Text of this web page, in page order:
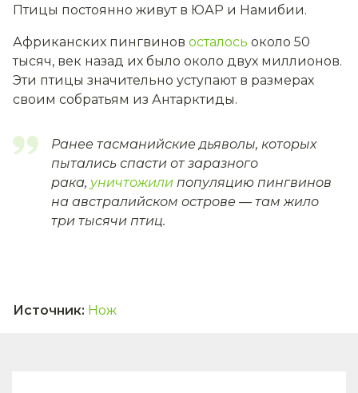
Птицы постоянно живут в ЮАР и Намибии.
Африканских пингвинов осталось около 50
тысяч, век назад их было около двух миллионов.
Эти птицы значительно уступают в размерах
своим собратьям из Антарктиды.
Ранее тасманийские дьяволы, которых
пытались спасти от заразного
рака, уничтожили популяцию пингвинов
на австралийском острове — там жило
три тысячи птиц.
Источник: Нож